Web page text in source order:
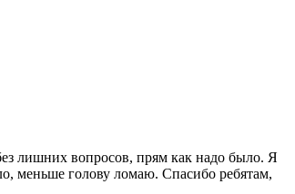
лишних вопросов, прям как надо было. Я
меньше голову ломаю. Спасибо ребятам,